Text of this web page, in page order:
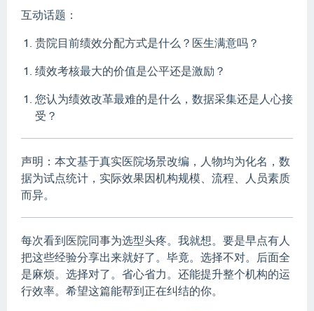
互动话题：
贵院目前绩效分配方式是什么？医生满意吗？
绩效考核最大的价值是公平还是激励？
您认为绩效改革最难的是什么，数据采集还是人心接
受？
声明：本文基于真实医院场景改编，人物均为化名，数
据为试点统计，实际效果因机构规模、流程、人员素质
而异。
每次看到医院同事为选型头疼。我就想。要是早点有人
把这些经验分享出来就好了。毕竟。选择不对。后面全
是麻烦。选择对了。省心省力。还能提升整个机构的运
行效率。希望这篇能帮到正在纠结的你。